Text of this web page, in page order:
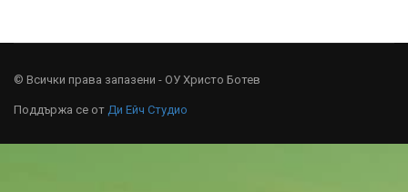
© Всички права запазени - ОУ Христо Ботев
Поддържа се от Ди Ейч Студио